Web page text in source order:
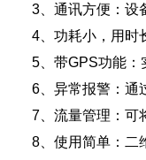
3、通讯方便：设
4、功耗小，用时
5、带GPS功能：
6、异常报警：通
7、流量管理：可
8、使用简单：二